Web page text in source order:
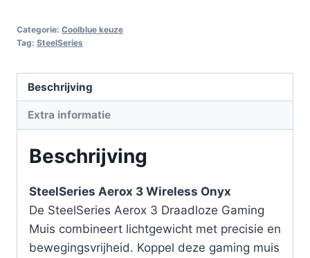
Categorie: Coolblue keuze
Tag: SteelSeries
Beschrijving
Extra informatie
Beschrijving
SteelSeries Aerox 3 Wireless Onyx
De SteelSeries Aerox 3 Draadloze Gaming
Muis combineert lichtgewicht met precisie en
bewegingsvrijheid. Koppel deze gaming muis